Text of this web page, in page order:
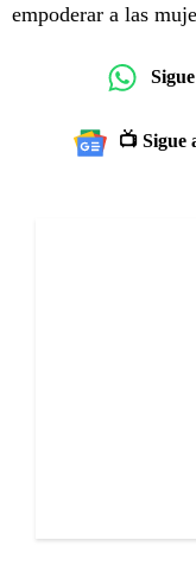
empoderar a las
📺 Sigue